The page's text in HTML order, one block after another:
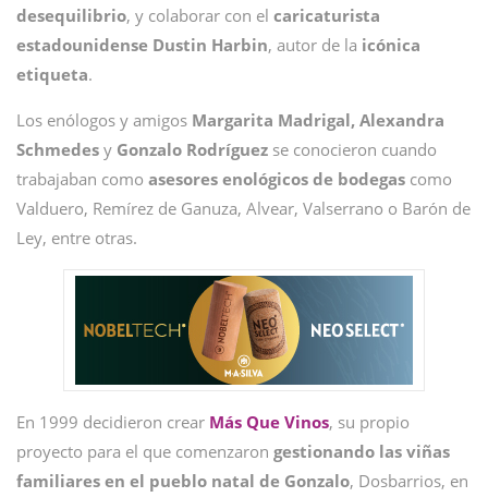
desequilibrio, y colaborar con el caricaturista
estadounidense Dustin Harbin, autor de la icónica
etiqueta.
Los enólogos y amigos Margarita Madrigal, Alexandra
Schmedes y Gonzalo Rodríguez se conocieron cuando
trabajaban como asesores enológicos de bodegas como
Valduero, Remírez de Ganuza, Alvear, Valserrano o Barón de
Ley, entre otras.
En 1999 decidieron crear Más Que Vinos, su propio
proyecto para el que comenzaron gestionando las viñas
familiares en el pueblo natal de Gonzalo, Dosbarrios, en